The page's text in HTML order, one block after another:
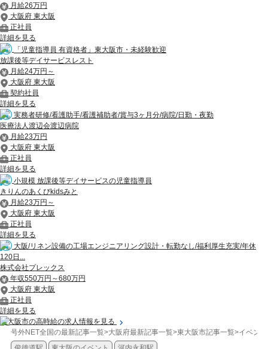
月給26万円
大阪府 東大阪
正社員
詳細を見る
「児童指導員 有資格者」東大阪市・未経験歓迎
放課後等デイサービスレスト
月給24万円～
大阪府 東大阪
契約社員
詳細を見る
実務者研修/看護助手/看護補助者/賞与3ヶ月分/病院/日勤・夜勤
医療法人渡辺会渡辺病院
月給23万円
大阪府 東大阪
正社員
詳細を見る
小規模 放課後等デイサービスの児童指導員
きりんのあくびkidsみと
月給23万円～
大阪府 東大阪
正社員
詳細を見る
大阪/リネン設備の工場エンジニアリング設計・転勤なし/福利厚生充実/年休
120日...
株式会社プレックス
年収550万円～680万円
大阪府 東大阪
正社員
詳細を見る
東大阪市の高時給の求人情報を見る
号外NET全国の最新記事一覧>大阪府最新記事一覧>東大阪市記事一覧>イベント